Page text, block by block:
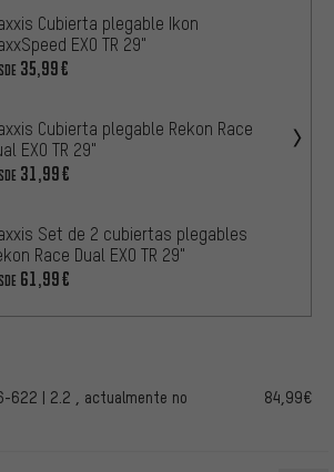
Cubierta plegable Ikon
EXO TR 29"
35,99€
Cubierta plegable Rekon Race
EXO TR 29"
31,99€
Set de 2 cubiertas plegables
Race Dual EXO TR 29"
61,99€
622 | 2.2 , actualmente no
84,99€